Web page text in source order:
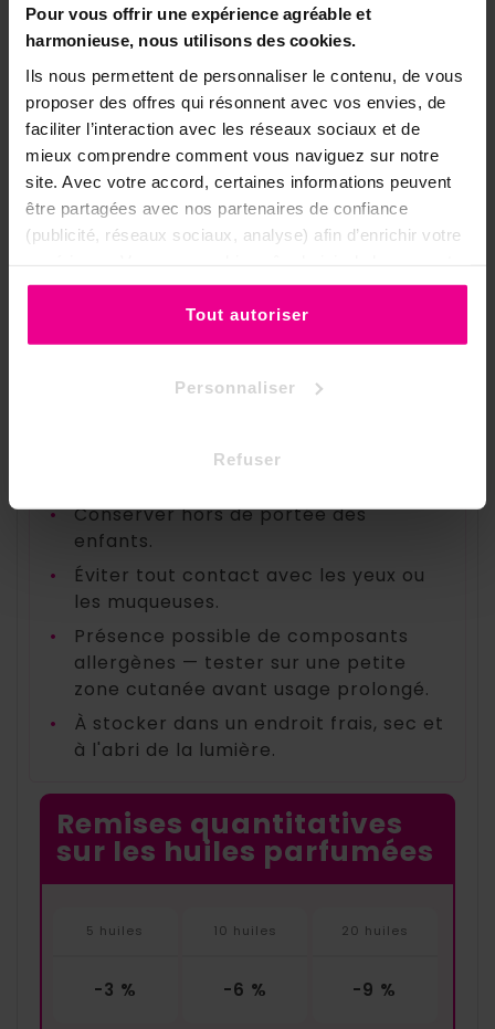
Pour vous offrir une expérience agréable et
harmonieuse, nous utilisons des cookies.
Ils nous permettent de personnaliser le contenu, de vous
proposer des offres qui résonnent avec vos envies, de
faciliter l’interaction avec les réseaux sociaux et de
mieux comprendre comment vous naviguez sur notre
site. Avec votre accord, certaines informations peuvent
être partagées avec nos partenaires de confiance
(publicité, réseaux sociaux, analyse) afin d’enrichir votre
ou de les refuser.
Tout autoriser
Personnaliser
Refuser
Chaque huile de la gamme répond à un
besoin spirituel distinct :
Huile de Pontical
Huile des Rois Mages Huile de Myrrhe
Toute la gamme →
✦ ✦ ✦
pas avaler.
diluer systématiquement dans une
•
Conserver hors de portée des
enfants.
•
Éviter tout contact avec les yeux ou
les muqueuses.
•
Présence possible de composants
allergènes — tester sur une petite
zone cutanée avant usage prolongé.
•
À stocker dans un endroit frais, sec et
à l'abri de la lumière.
Remises quantitatives
sur les huiles parfumées
5 huiles
-3 %
10 huiles
-6 %
20 huiles
-9 %